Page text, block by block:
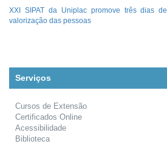
XXI SIPAT da Uniplac promove três dias
valorização das pessoas
Serviços
Cursos de Extensão
Certificados Online
Acessibilidade
Biblioteca